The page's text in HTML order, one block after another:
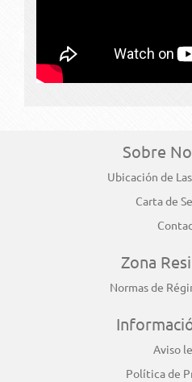
Sobre
Ubicación de
Carta de
Zona
Normas de
Aviso
Política de